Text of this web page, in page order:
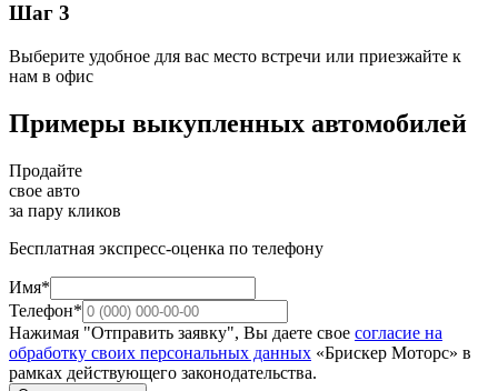
Шаг 3
Выберите удобное для вас место встречи или приезжайте к
нам в офис
Примеры выкупленных автомобилей
Продайте
свое авто
за пару кликов
Бесплатная экспресс-оценка по телефону
Имя*
Телефон*
Нажимая "Отправить заявку", Вы даете свое согласие на
обработку своих персональных данных «Брискер Моторс» в
рамках действующего законодательства.